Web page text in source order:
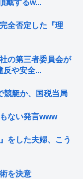
戴するw...
全否定した『理
の第三者委員会が
反や安全...
艇か、国税当局
ない発言www
をした夫婦、こう
を決意